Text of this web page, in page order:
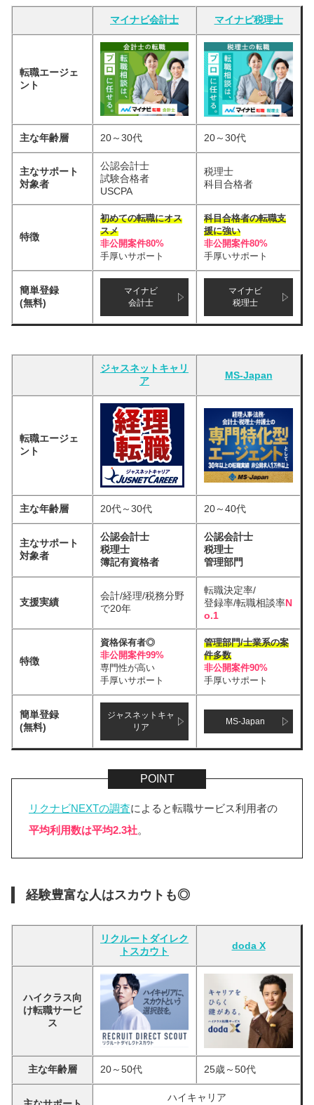
マイナビ会計士 マイナビ税理士
転職エージェ
ント
主な年齢層 20～30代 20～30代
主なサポート
対象者
公認会計士
試験合格者
USCPA
税理士
科目合格者
特徴
初めての転職にオス
スメ
非公開案件80%
手厚いサポート
科目合格者の転職支
援に強い
非公開案件80%
手厚いサポート
簡単登録
(無料)
マイナビ
会計士
マイナビ
税理士
ジャスネットキャリ
ア
MS-Japan
転職エージェ
ント
主な年齢層 20代～30代 20～40代
主なサポート
対象者
公認会計士
税理士
簿記有資格者
公認会計士
税理士
管理部門
支援実績
会計/経理/税務分野
で20年
転職決定率/
登録率/転職相談率N
o.1
特徴
資格保有者◎
非公開案件99%
専門性が高い
手厚いサポート
管理部門/士業系の案
件多数
非公開案件90%
手厚いサポート
簡単登録
(無料)
ジャスネットキャ
リア
MS-Japan
リクナビNEXTの調査によると転職サービス利用者の
平均利用数は平均2.3社。
経験豊富な人はスカウトも◎
リクルートダイレク
トスカウト
doda X
ハイクラス向
け転職サービ
ス
主な年齢層 20～50代 25歳～50代
ハイキャリア